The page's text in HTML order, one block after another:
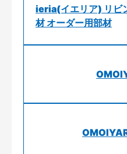
ieria(イエリア) リビ
材 オーダー用部材